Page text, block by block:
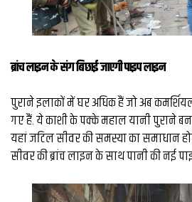
ब्रांच लाइन के संग बिछाई जाएगी पाइप लाइन
पुराने इलाकों में घर अधिक हैं जो अब
गए हैं. ये काशी के पक्के महाल यानी पुराने
यहां जटिल सीवर की समस्या का समाधान
सीवर की ब्रांच लाइन के साथ पानी की नई